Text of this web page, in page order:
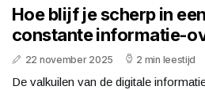
Hoe blijf je scherp in
constante informatie-
22 november 2025 2 min leestijd
De valkuilen van de digitale